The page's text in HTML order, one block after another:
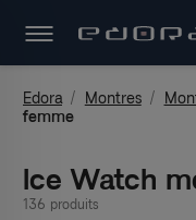
Edora Montres
femme
Ice Watch
136 produits